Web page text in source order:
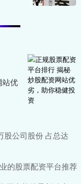
站优
股公司股份 占总达
的股票配资平台推荐